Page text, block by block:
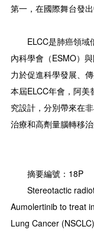
第一，在國際舞台發
ELCC是肺癌領
內科學會（ESMO）
力於促進科學發展、
本屆ELCC年會，阿
究設計，分別帶來在
治療和高劑量腦轉移
摘要編號：18P
Stereotactic
Aumolertinib to treat
Lung Cancer